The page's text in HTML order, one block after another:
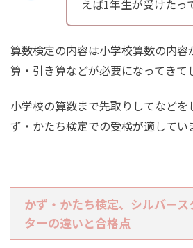
えば1年生が受けた
算数検定の内容は小学校算数の内容
算・引き算などが必要になってき
小学校の算数まで先取りしてなど
ず・かたち検定での受検が適して
かず・かたち検定、シルバー
ターの違いと合格点